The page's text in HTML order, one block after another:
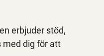
erbjuder stöd,
med dig för att